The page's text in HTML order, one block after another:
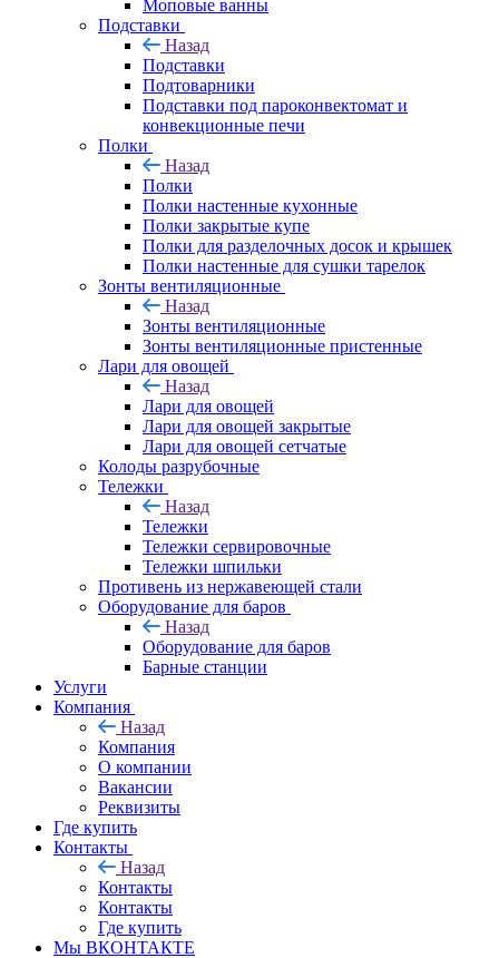
Моповые ванны
Подставки
Назад
Подставки
Подтоварники
Подставки под пароконвектомат и
конвекционные печи
Полки
Назад
Полки
Полки настенные кухонные
Полки закрытые купе
Полки для разделочных досок и крышек
Полки настенные для сушки тарелок
Зонты вентиляционные
Назад
Зонты вентиляционные
Зонты вентиляционные пристенные
Лари для овощей
Назад
Лари для овощей
Лари для овощей закрытые
Лари для овощей сетчатые
Колоды разрубочные
Тележки
Назад
Тележки
Тележки сервировочные
Тележки шпильки
Противень из нержавеющей стали
Оборудование для баров
Назад
Оборудование для баров
Барные станции
Услуги
Компания
Назад
Компания
О компании
Вакансии
Реквизиты
Где купить
Контакты
Назад
Контакты
Контакты
Где купить
Мы ВКОНТАКТЕ